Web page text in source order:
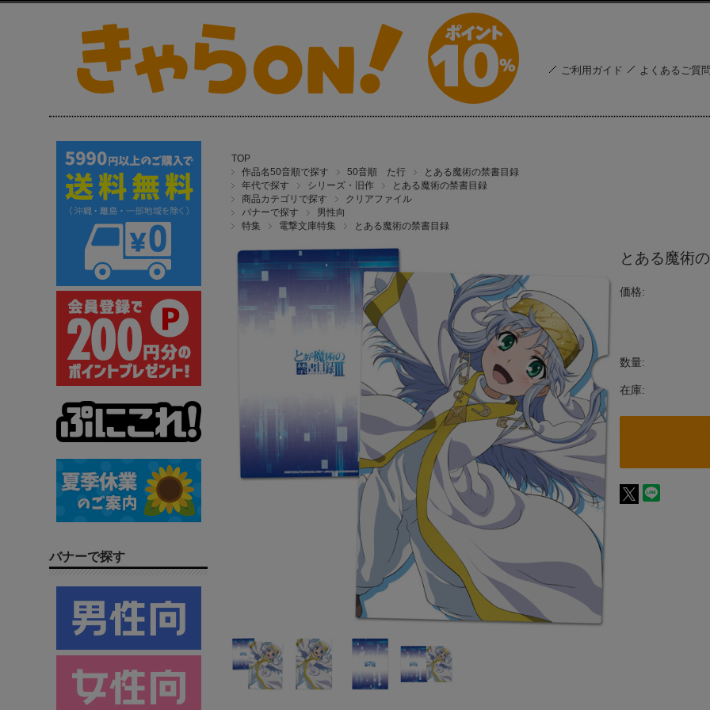
ご利用ガイド よくあるご質
TOP
作品名50音順で探す
50音順 た行
とある魔術の禁書目録
年代で探す
シリーズ・旧作
とある魔術の禁書目録
商品カテゴリで探す
クリアファイル
バナーで探す
男性向
特集
電撃文庫特集 とある魔術の禁書目録
とある魔術
価格:
数量:
在庫:
バナーで探す